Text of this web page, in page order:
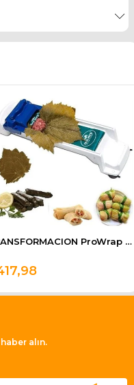
TRANSFORMACION ProWrap Üzüm Lahava Sarma Dolma Sushi Sarma Makinesi
alın.